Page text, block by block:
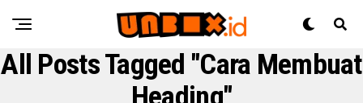
All Posts Tagged "Cara Membuat